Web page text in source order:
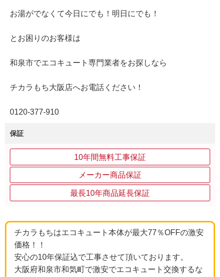
お湯がでなくて今日にでも！明日にでも！
とお困りのお客様は
和泉市でエコキュート専門業者をお探しなら
チカラもち大阪店へお電話ください！
0120‐377‐910
保証
10年間無料工事保証
メーカー商品保証
最長10年商品延長保証
チカラもちはエコキュート本体が最大77％OFFの激安
価格！！
安心の10年保証込で工事させて頂いております。
大阪府和泉市和気町で激安でエコキュート交換するな